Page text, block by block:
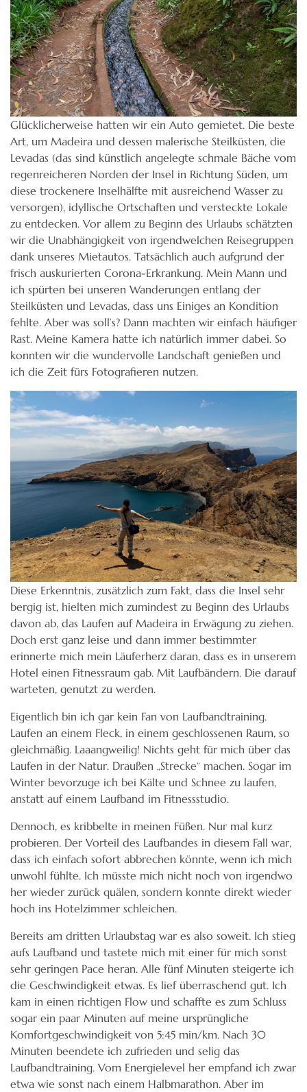
Glücklicherweise hatten wir ein Auto gemietet. Die beste
Art, um Madeira und dessen malerische Steilküsten, die
Levadas (das sind künstlich angelegte schmale Bäche vom
regenreicheren Norden der Insel in Richtung Süden, um
diese trockenere Inselhälfte mit ausreichend Wasser zu
versorgen), idyllische Ortschaften und versteckte Lokale
zu entdecken. Vor allem zu Beginn des Urlaubs schätzten
wir die Unabhängigkeit von irgendwelchen Reisegruppen
dank unseres Mietautos. Tatsächlich auch aufgrund der
frisch auskurierten Corona-Erkrankung. Mein Mann und
ich spürten bei unseren Wanderungen entlang der
Steilküsten und Levadas, dass uns Einiges an Kondition
fehlte. Aber was soll’s? Dann machten wir einfach häufiger
Rast. Meine Kamera hatte ich natürlich immer dabei. So
konnten wir die wundervolle Landschaft genießen und
ich die Zeit fürs Fotografieren nutzen.
Diese Erkenntnis, zusätzlich zum Fakt, dass die Insel sehr
bergig ist, hielten mich zumindest zu Beginn des Urlaubs
davon ab, das Laufen auf Madeira in Erwägung zu ziehen.
Doch erst ganz leise und dann immer bestimmter
erinnerte mich mein Läuferherz daran, dass es in unserem
Hotel einen Fitnessraum gab. Mit Laufbändern. Die darauf
warteten, genutzt zu werden.
Eigentlich bin ich gar kein Fan von Laufbandtraining.
Laufen an einem Fleck, in einem geschlossenen Raum, so
gleichmäßig. Laaangweilig! Nichts geht für mich über das
Laufen in der Natur. Draußen „Strecke“ machen. Sogar im
Winter bevorzuge ich bei Kälte und Schnee zu laufen,
anstatt auf einem Laufband im Fitnessstudio.
Dennoch, es kribbelte in meinen Füßen. Nur mal kurz
probieren. Der Vorteil des Laufbandes in diesem Fall war,
dass ich einfach sofort abbrechen könnte, wenn ich mich
unwohl fühlte. Ich müsste mich nicht noch von irgendwo
her wieder zurück quälen, sondern konnte direkt wieder
hoch ins Hotelzimmer schleichen.
Bereits am dritten Urlaubstag war es also soweit. Ich stieg
aufs Laufband und tastete mich mit einer für mich sonst
sehr geringen Pace heran. Alle fünf Minuten steigerte ich
die Geschwindigkeit etwas. Es lief überraschend gut. Ich
kam in einen richtigen Flow und schaffte es zum Schluss
sogar ein paar Minuten auf meine ursprüngliche
Komfortgeschwindigkeit von 5:45 min/km. Nach 30
Minuten beendete ich zufrieden und selig das
Laufbandtraining. Vom Energielevel her empfand ich zwar
etwa wie sonst nach einem Halbmarathon. Aber im